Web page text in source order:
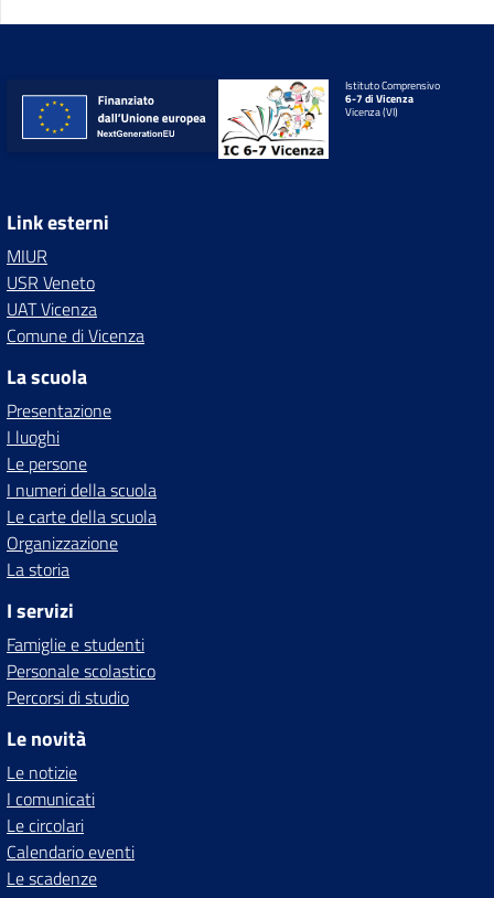
Istituto Comprensivo
6-7 di Vicenza
Vicenza (VI)
Link esterni
MIUR
USR Veneto
UAT Vicenza
Comune di Vicenza
La scuola
Presentazione
I luoghi
Le persone
I numeri della scuola
Le carte della scuola
Organizzazione
La storia
I servizi
Famiglie e studenti
Personale scolastico
Percorsi di studio
Le novità
Le notizie
I comunicati
Le circolari
Calendario eventi
Le scadenze